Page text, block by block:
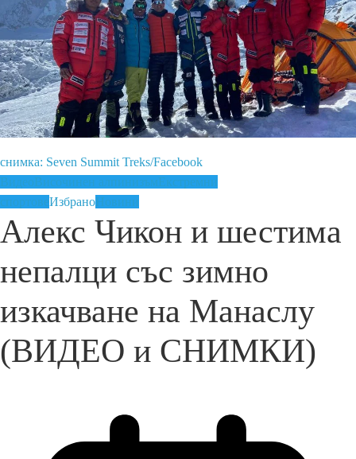
снимка: Seven Summit Treks/Facebook
ВидеоВисочинен алпинизъмЕкстремни
спортовеИзбраноНовини
Алекс Чикон и шестима
непалци със зимно
изкачване на Манаслу
(ВИДЕО и СНИМКИ)